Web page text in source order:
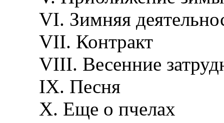
VI. Зимняя
VII. Контракт
VIII. Весенние
IX. Песня
X. Еще о пчелах